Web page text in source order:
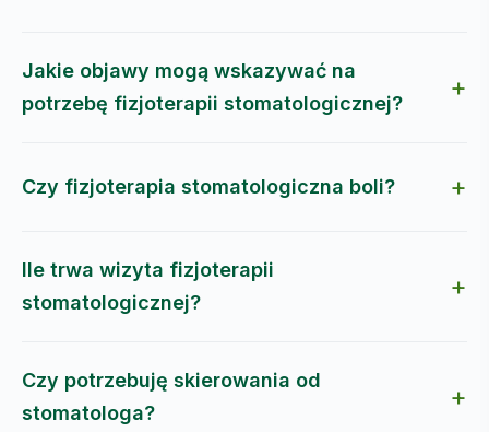
Jakie objawy mogą wskazywać na
potrzebę fizjoterapii stomatologicznej?
Czy fizjoterapia stomatologiczna boli?
Ile trwa wizyta fizjoterapii
stomatologicznej?
Czy potrzebuję skierowania od
stomatologa?